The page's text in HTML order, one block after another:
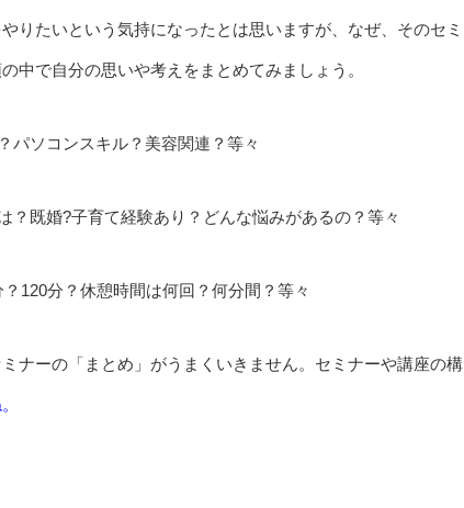
りたいという気持になったとは思いますが、なぜ、そのセミ
中で自分の思いや考えをまとめてみましょう。
パソコンスキル？美容関連？等々
既婚?子育て経験あり？どんな悩みがあるの？等々
120分？休憩時間は何回？何分間？等々
ナーの「まとめ」がうまくいきません。セミナーや講座の構